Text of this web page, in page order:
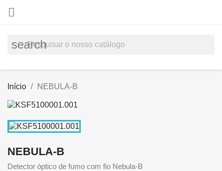

search
Início NEBULA-B
NEBULA-B
Detector óptico de fumo com fio Nebula-B